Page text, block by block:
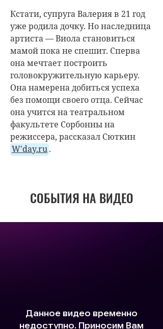
Кстати, супруга Валерия в 21 год
уже родила дочку. Но наследница
артиста — Виола становиться
мамой пока не спешит. Сперва
она мечтает построить
головокружительную карьеру.
Она намерена добиться успеха
без помощи своего отца. Сейчас
она учится на театральном
факультете Сорбонны на
режиссера, рассказал Сюткин
W'day.ru.
СОБЫТИЯ НА ВИДЕО